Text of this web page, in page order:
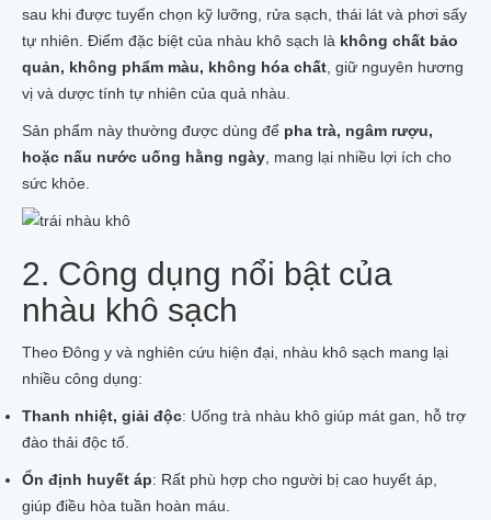
NHÀU NGÂM MẬT ONG XUẤT KHẨU 500ML
TRÀ_THẠCH NHÀU
TRÀ NHÀU TÚI LỌC
THẠCH TRÁI NHÀU_NONI JELLY
NHÀU NGÂM RƯỢU_NGÂM ĐƯỜNG
RƯỢU NGÂM TRÁI NHÀU KHÔ
RƯỢU NGÂM RỄ NHÀU
TRÁI NHÀU NGÂM ĐƯỜNG MÍA
NHÀU TƯƠI NGÂM ĐƯỜNG PHÈN
MỸ PHẨM NHÀU
XÀ BÔNG NHÀU ADEVA
KEM CHỐNG NẮNG NHÀU
COLLAGEN TRÁI NHÀU
02 BÁNH XÀ BÔNG NHÀU
SỮA RỬA MẶT TRÁI NHÀU
CÂY NHÀU GIỐNG
100GR HẠT NHÀU GIỐNG
Tin tức
sau khi được tuyển chọn kỹ lưỡng, rửa sạch, thái lát và phơi sấy
tự nhiên. Điểm đặc biệt của nhàu khô sạch là không chất bảo
quản, không phẩm màu, không hóa chất , giữ nguyên hương
vị và dược tính tự nhiên của quả nhàu.
Sản phẩm này thường được dùng để pha trà, ngâm rượu,
hoặc nấu nước uống hằng ngày , mang lại nhiều lợi ích cho
sức khỏe.
2. Công dụng nổi bật của
nhàu khô sạch
Theo Đông y và nghiên cứu hiện đại, nhàu khô sạch mang lại
nhiều công dụng:
Thanh nhiệt, giải độc: Uống trà nhàu khô giúp mát gan, hỗ trợ
đào thải độc tố.
Ổn định huyết áp: Rất phù hợp cho người bị cao huyết áp,
giúp điều hòa tuần hoàn máu.